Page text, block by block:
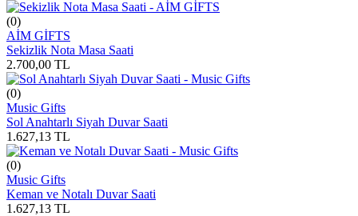
(0)
AİM GİFTS
Sekizlik Nota Masa Saati
2.700,00 TL
(0)
Music Gifts
Sol Anahtarlı Siyah Duvar Saati
1.627,13 TL
(0)
Music Gifts
Keman ve Notalı Duvar Saati
1.627,13 TL